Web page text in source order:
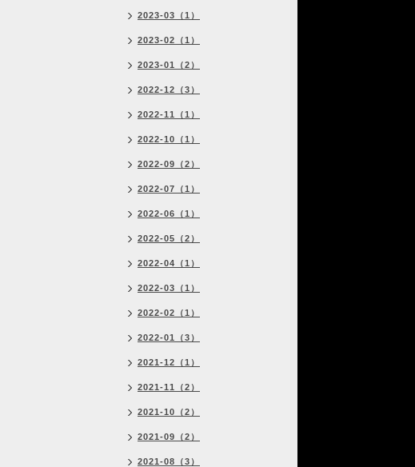
2023-03（1）
2023-02（1）
2023-01（2）
2022-12（3）
2022-11（1）
2022-10（1）
2022-09（2）
2022-07（1）
2022-06（1）
2022-05（2）
2022-04（1）
2022-03（1）
2022-02（1）
2022-01（3）
2021-12（1）
2021-11（2）
2021-10（2）
2021-09（2）
2021-08（3）